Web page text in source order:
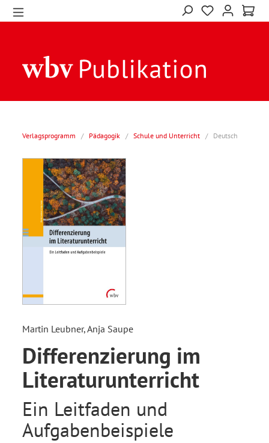
Verlagsprogramm / Pädagogik / Schule und Unterricht / Deutsch
Martin Leubner, Anja Saupe
Differenzierung im
Literaturunterricht
Ein Leitfaden und
Aufgabenbeispiele